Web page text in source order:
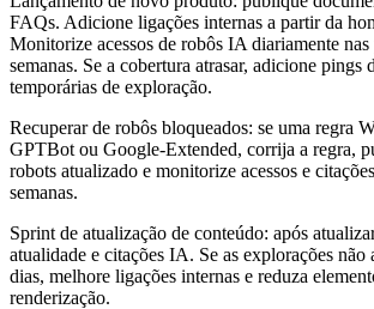
FAQs. Adicione ligações internas a partir da
Monitorize acessos de robôs IA diariamente nas
semanas. Se a cobertura atrasar, adicione pings
temporárias de exploração.
Recuperar de robôs bloqueados: se uma regra
GPTBot ou Google-Extended, corrija a regra,
robots atualizado e monitorize acessos e
semanas.
Sprint de atualização de conteúdo: após
atualidade e citações IA. Se as explorações não
dias, melhore ligações internas e reduza
renderização.